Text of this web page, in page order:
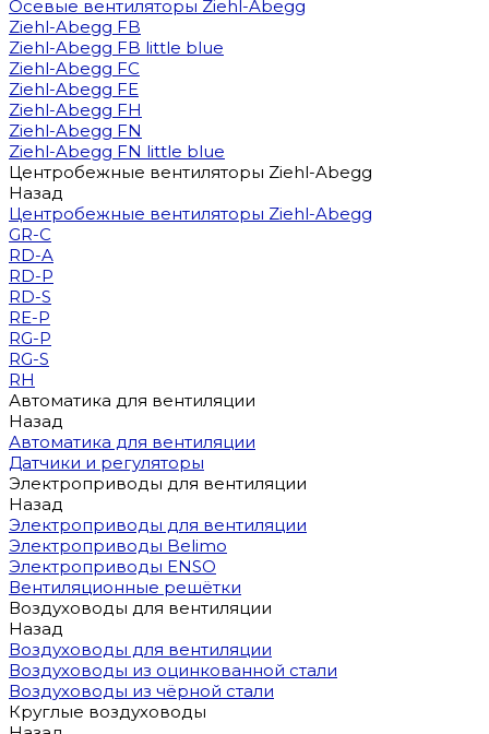
Осевые вентиляторы Ziehl-Abegg
Ziehl-Abegg FB
Ziehl-Abegg FB little blue
Ziehl-Abegg FC
Ziehl-Abegg FE
Ziehl-Abegg FH
Ziehl-Abegg FN
Ziehl-Abegg FN little blue
Центробежные вентиляторы Ziehl-Abegg
Назад
Центробежные вентиляторы Ziehl-Abegg
GR-C
RD-A
RD-P
RD-S
RE-P
RG-P
RG-S
RH
Автоматика для вентиляции
Назад
Автоматика для вентиляции
Датчики и регуляторы
Электроприводы для вентиляции
Назад
Электроприводы для вентиляции
Электроприводы Belimo
Электроприводы ENSO
Вентиляционные решётки
Воздуховоды для вентиляции
Назад
Воздуховоды для вентиляции
Воздуховоды из оцинкованной стали
Воздуховоды из чёрной стали
Круглые воздуховоды